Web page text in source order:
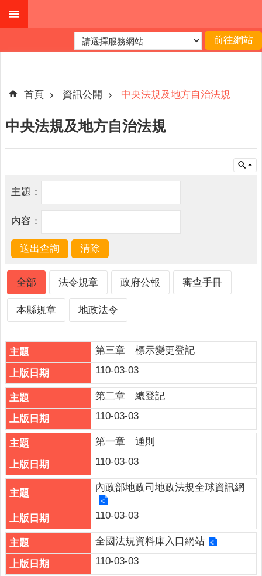
跳到主要內容區塊
階
公
布
關
於
們
統
便
服
務
資
訊
公
開
民
意
交
流
相
關
連
結
廉
首頁 資訊公開 中央法規及地方自治法規
中央法規及地方自治法規
主題：
內容：
全部 法令規章 政府公報 審查手冊
本縣規章 地政法令
第三章 標示變更登記
110-03-03
第二章 總登記
110-03-03
第一章 通則
110-03-03
內政部地政司地政法規全球資訊網
110-03-03
全國法規資料庫入口網站
110-03-03